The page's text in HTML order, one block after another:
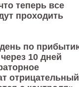
теперь все
проходить
по
10 дней